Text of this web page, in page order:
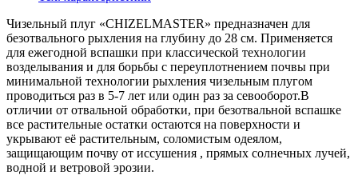
Чизельный плуг «CHIZELMASTER» предназначен для
безотвального рыхления на глубину до 28 см. Применяется
для ежегодной вспашки при классической технологии
возделывания и для борьбы с переуплотнением почвы при
минимальной технологии рыхления чизельным плугом
проводиться раз в 5-7 лет или один раз за севооборот.В
отличии от отвальной обработки, при безотвальной вспашке
все растительные остатки остаются на поверхности и
укрывают её растительным, соломистым одеялом,
защищающим почву от иссушения , прямых солнечных лучей,
водной и ветровой эрозии.